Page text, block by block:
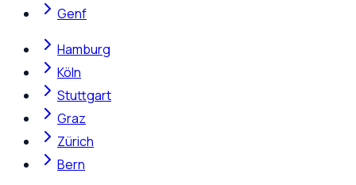
Genf
Hamburg
Köln
Stuttgart
Graz
Zürich
Bern